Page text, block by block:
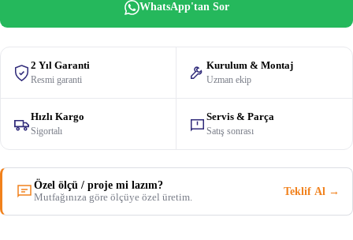
WhatsApp'tan Sor
2 Yıl Garanti
Resmi garanti
Kurulum & Montaj
Uzman ekip
Hızlı Kargo
Sigortalı
Servis & Parça
Satış sonrası
Özel ölçü / proje mi lazım?
Mutfağınıza göre ölçüye özel üretim.
Teklif Al →